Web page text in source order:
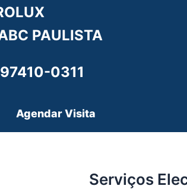
PAULISTA
0311
Agendar Visita
Serviços